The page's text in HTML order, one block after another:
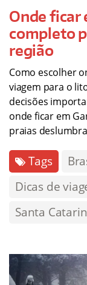
Onde ficar
completo
região
Como escolher
viagem para o
decisões
onde ficar em
praias
Tags
Dicas de
Santa